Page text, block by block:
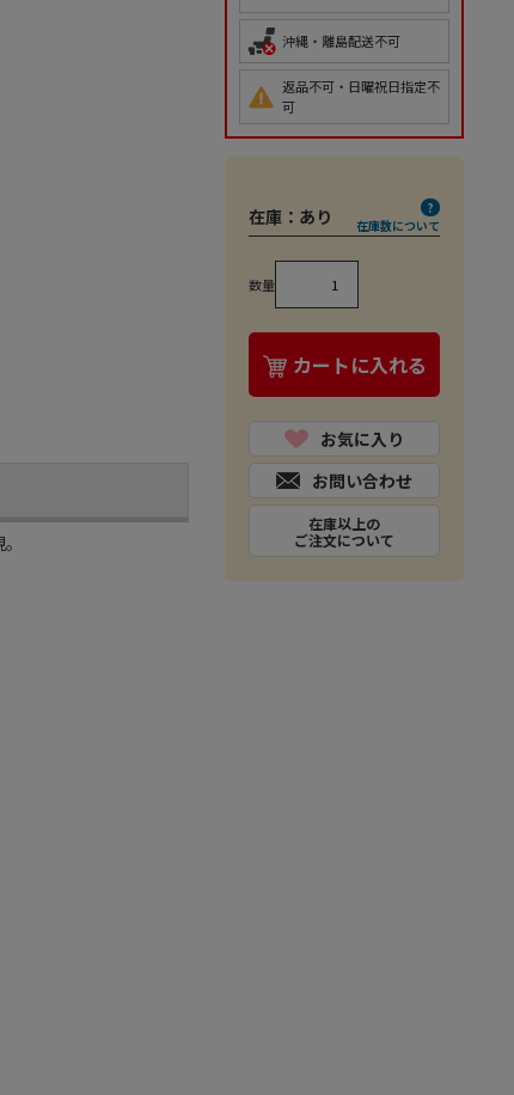
沖縄・離島配送不可
返品不可・日曜祝日指定不
可
在庫： あり 在庫数について
数量
カートに入れる
お気に入り
お問い合わせ
在庫以上の
ご注文について